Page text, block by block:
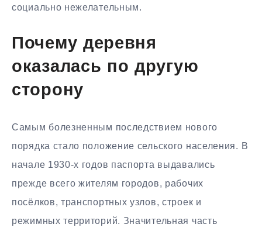
социально нежелательным.
Почему деревня
оказалась по другую
сторону
Самым болезненным последствием нового
порядка стало положение сельского населения. В
начале 1930-х годов паспорта выдавались
прежде всего жителям городов, рабочих
посёлков, транспортных узлов, строек и
режимных территорий. Значительная часть